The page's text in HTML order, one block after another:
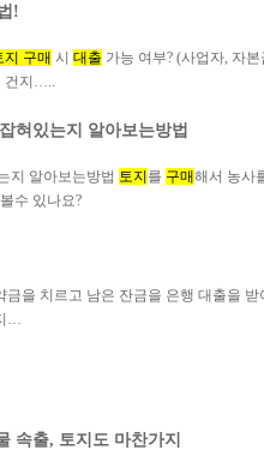
!
지 구매 시 대출 가능 여부? (사업자, 자본
건지…..
혀있는지 알아보는방법
지 알아보는방법 토지 를 구매해서 농사
수 있나요?
을 치르고 남은 잔금을 은행 대출을
…
속출, 토지도 마찬가지